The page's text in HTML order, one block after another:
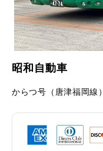
昭和自動車
からつ号（唐津福岡線）